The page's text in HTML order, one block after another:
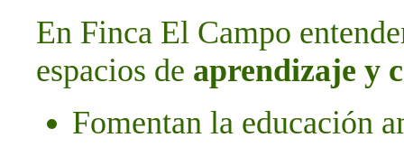
En Finca El Campo
espacios de aprendizaje y
Fomentan la educación